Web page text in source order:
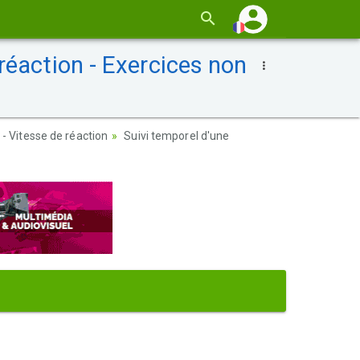
- Exercices non
Vitesse de réaction
Suivi temporel d'une